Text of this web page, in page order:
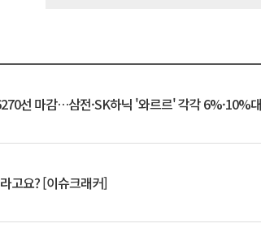
선 마감…삼전·SK하닉 '와르르' 각각 6%·10%
고요? [이슈크래커]